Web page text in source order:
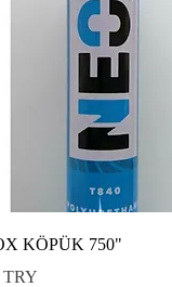
KÖPÜK 750"
TRY